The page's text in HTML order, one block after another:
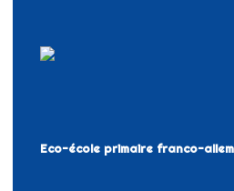
Eco-école primaire franco-